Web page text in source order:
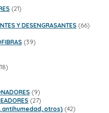
2121
Y DESENGRASANTES 6666
3939
1818
99
productos
2727
productos
antihumedad, otros) 4242